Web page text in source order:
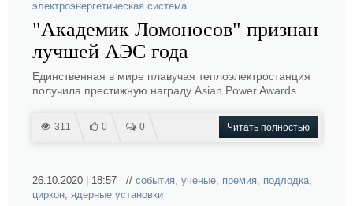
электроэнергетическая система
"Академик Ломоносов" признан
лучшей АЭС года
Единственная в мире плавучая теплоэлектростанция
получила престижную награду Asian Power Awards.
311 0 0 Читать полностью
26.10.2020 | 18:57 // события, ученые, премия, подлодка,
циркон, ядерные установки